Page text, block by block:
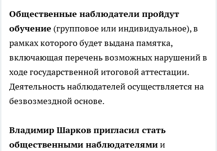
Общественные наблюдатели пройдут
обучение (групповое или индивидуальное), в
рамках которого будет выдана памятка,
включающая перечень возможных нарушений в
ходе государственной итоговой аттестации.
Деятельность наблюдателей осуществляется на
безвозмездной основе.
Владимир Шарков пригласил стать
общественными наблюдателямии